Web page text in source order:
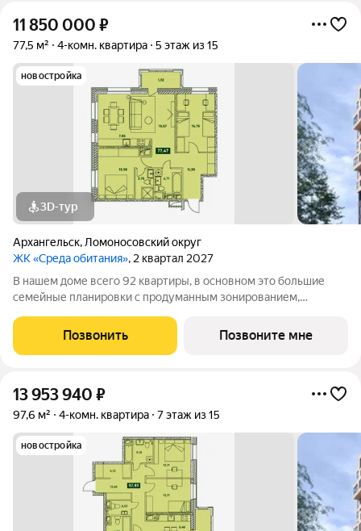
11 850 000 ₽
77,5 м² 4-комн. квартира 5 этаж из 15
новостройка
3D-тур
Архангельск, Ломоносовский округ
ЖК «Среда обитания», 2 квартал 2027
В нашем доме всего 92 квартиры, в основном это большие
семейные планировки с продуманным зонированием,
Просторные лобби и проходные подъезды Закрытая
территория с классным благоустройством и
Позвонить Позвоните мне
13 953 940 ₽
97,6 м² 4-комн. квартира 7 этаж из 15
новостройка